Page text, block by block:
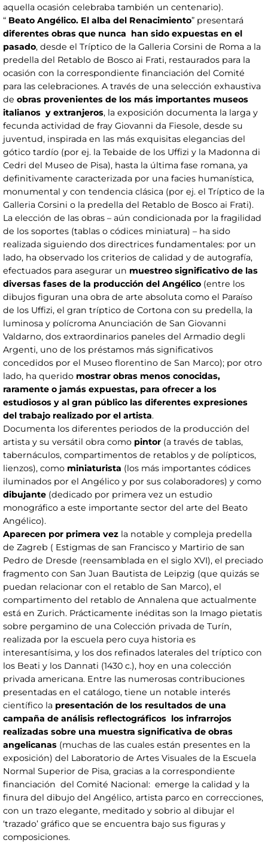
aquella ocasión celebraba también un centenario).
“ Beato Angélico. El alba del Renacimiento” presentará
diferentes obras que nunca han sido expuestas en el
pasado, desde el Tríptico de la Galleria Corsini de Roma a la
predella del Retablo de Bosco ai Frati, restaurados para la
ocasión con la correspondiente financiación del Comité
para las celebraciones. A través de una selección exhaustiva
de obras provenientes de los más importantes museos
italianos y extranjeros, la exposición documenta la larga y
fecunda actividad de fray Giovanni da Fiesole, desde su
juventud, inspirada en las más exquisitas elegancias del
gótico tardío (por ej. la Tebaide de los Uffizi y la Madonna di
Cedri del Museo de Pisa), hasta la última fase romana, ya
definitivamente caracterizada por una facies humanística,
monumental y con tendencia clásica (por ej. el Tríptico de la
Galleria Corsini o la predella del Retablo de Bosco ai Frati).
La elección de las obras – aún condicionada por la fragilidad
de los soportes (tablas o códices miniatura) – ha sido
realizada siguiendo dos directrices fundamentales: por un
lado, ha observado los criterios de calidad y de autografía,
efectuados para asegurar un muestreo significativo de las
diversas fases de la producción del Angélico (entre los
dibujos figuran una obra de arte absoluta como el Paraíso
de los Uffizi, el gran tríptico de Cortona con su predella, la
luminosa y polícroma Anunciación de San Giovanni
Valdarno, dos extraordinarios paneles del Armadio degli
Argenti, uno de los préstamos más significativos
concedidos por el Museo florentino de San Marco); por otro
lado, ha querido mostrar obras menos conocidas,
raramente o jamás expuestas, para ofrecer a los
estudiosos y al gran público las diferentes expresiones
del trabajo realizado por el artista.
Documenta los diferentes periodos de la producción del
artista y su versátil obra como pintor (a través de tablas,
tabernáculos, compartimentos de retablos y de polípticos,
lienzos), como miniaturista (los más importantes códices
iluminados por el Angélico y por sus colaboradores) y como
dibujante (dedicado por primera vez un estudio
monográfico a este importante sector del arte del Beato
Angélico).
Aparecen por primera vez la notable y compleja predella
de Zagreb ( Estigmas de san Francisco y Martirio de san
Pedro de Dresde (reensamblada en el siglo XVI), el preciado
fragmento con San Juan Bautista de Leipzig (que quizás se
puedan relacionar con el retablo de San Marco), el
compartimento del retablo de Annalena que actualmente
está en Zurich. Prácticamente inéditas son la Imago pietatis
sobre pergamino de una Colección privada de Turín,
realizada por la escuela pero cuya historia es
interesantísima, y los dos refinados laterales del tríptico con
los Beati y los Dannati (1430 c.), hoy en una colección
privada americana. Entre las numerosas contribuciones
presentadas en el catálogo, tiene un notable interés
científico la presentación de los resultados de una
campaña de análisis reflectográficos los infrarrojos
realizadas sobre una muestra significativa de obras
angelicanas (muchas de las cuales están presentes en la
exposición) del Laboratorio de Artes Visuales de la Escuela
Normal Superior de Pisa, gracias a la correspondiente
financiación del Comité Nacional: emerge la calidad y la
finura del dibujo del Angélico, artista parco en correcciones,
con un trazo elegante, meditado y sobrio al dibujar el
‘trazado’ gráfico que se encuentra bajo sus figuras y
composiciones.